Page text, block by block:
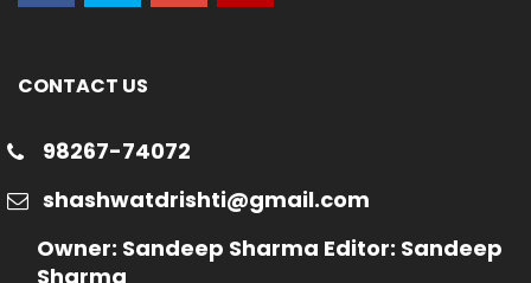
CONTACT US
98267-74072
shashwatdrishti@gmail.com
Owner: Sandeep Sharma Editor: Sandeep
Sharma